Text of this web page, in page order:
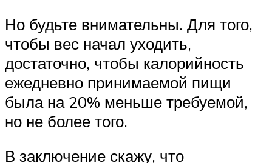
Но будьте внимательны. Для того,
чтобы вес начал уходить,
достаточно, чтобы калорийность
ежедневно принимаемой пищи
была на 20% меньше требуемой,
но не более того.
В заключение скажу, что